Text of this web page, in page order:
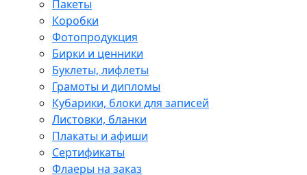
Пакеты
Коробки
Фотопродукция
Бирки и ценники
Буклеты, лифлеты
Грамоты и дипломы
Кубарики, блоки для записей
Листовки, бланки
Плакаты и афиши
Сертификаты
Флаеры на заказ